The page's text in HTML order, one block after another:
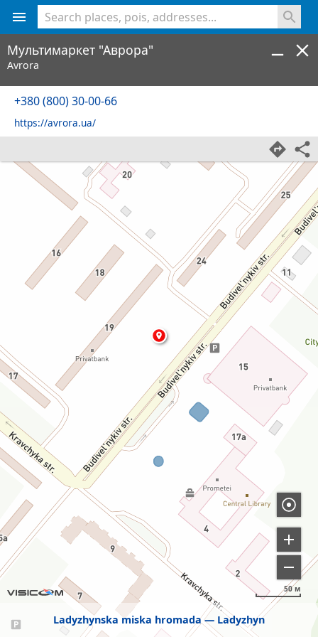
Ladyzhynska miska hromada Ladyzhyn
50 м
Мультимаркет "Аврора"
Avrora
+380 (800) 30-00-66
https://avrora.ua/
<% console.log(hcard) %>